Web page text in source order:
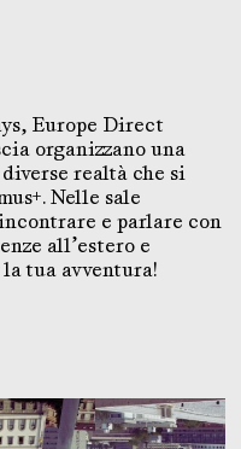
Europe Direct
organizzano una
realtà che si
Nelle sale
e parlare con
all’estero e
tua avventura!